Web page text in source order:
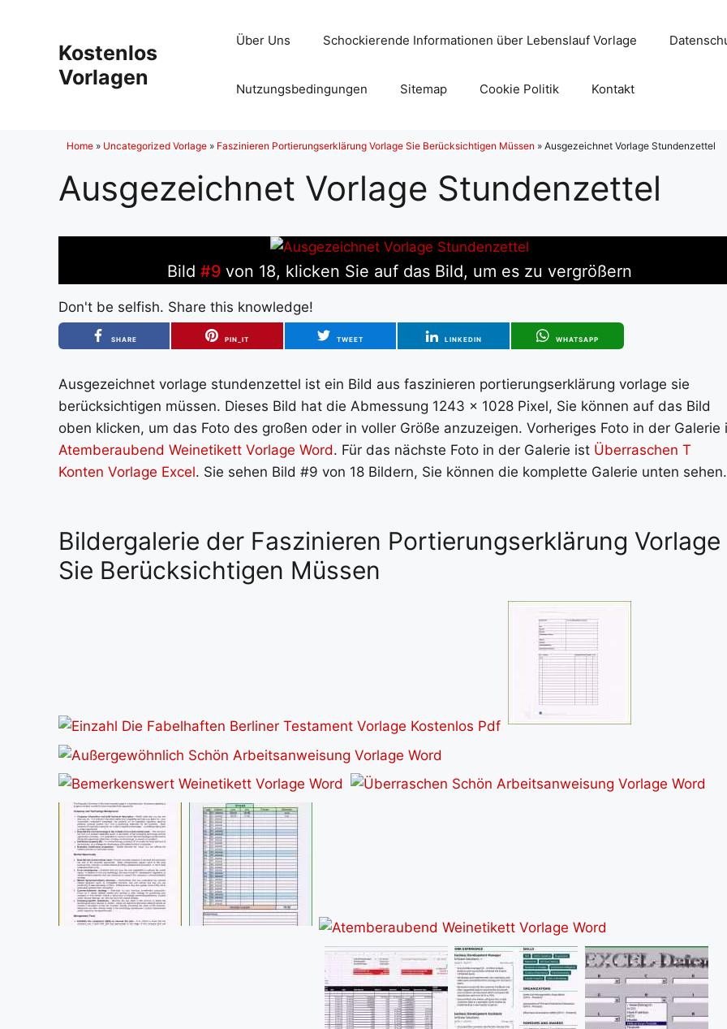
Kostenlos
Vorlagen
Über Uns Schockierende Informationen über Lebenslauf Vorlage
Nutzungsbedingungen Sitemap Cookie Politik Kontakt
Home » Uncategorized Vorlage » Faszinieren Portierungserklärung Vorlage Sie Berücksichtigen Müssen » Ausgezeichnet Vorlage Stundenzettel
Ausgezeichnet Vorlage Stundenzettel
Bild #9von 18, klicken Sie auf das Bild, um es zu vergrößern
Don't be selfish. Share this knowledge!
SHARE PIN_IT TWEET LINKEDIN WHATSAPP
Ausgezeichnet vorlage stundenzettel ist ein Bild aus faszinieren portierungserklärung vorlage sie
berücksichtigen müssen. Dieses Bild hat die Abmessung 1243 x 1028 Pixel, Sie können auf das Bild
oben klicken, um das Foto des großen oder in voller Größe anzuzeigen. Vorheriges Foto in der Galerie
Atemberaubend Weinetikett Vorlage Word. Für das nächste Foto in der Galerie ist Überraschen T
Konten Vorlage Excel. Sie sehen Bild #9 von 18 Bildern, Sie können die komplette Galerie unten sehen.
Bildergalerie der Faszinieren Portierungserklärung Vorlage
Sie Berücksichtigen Müssen